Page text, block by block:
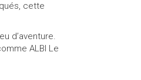
cette
d’aventure.
ALBI Le